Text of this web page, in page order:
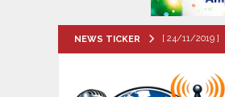
NEWS TICKER [ 24/11/2019 ]
[ 05/08/2026 ]